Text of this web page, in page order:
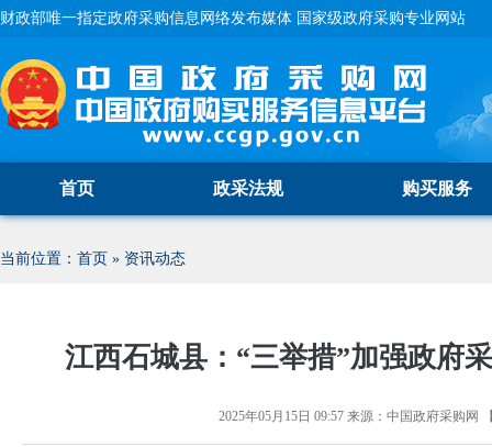
财政部唯一指定政府采购信息网络发布媒体 国家级政府采购专业网站
首页 政采法规 购买服务
当前位置： 首页 » 资讯动态
江西石城县：“三举措”加强政府
2025年05月15日 09:57来源： 中国政府采购网